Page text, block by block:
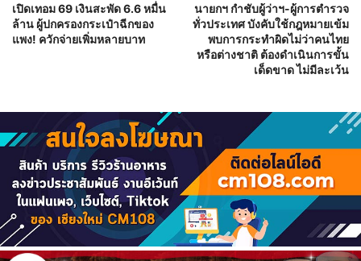
เปิดเทอม 69 เงินสะพัด 6.6 หมื่น
ล้าน ผู้ปกครองกระเป๋าฉีกของ
แพง! ควักจ่ายเพิ่มหลายบาท
นายกฯ กำชับผู้ว่าฯ-ผู้การตำรวจ
ทั่วประเทศ บังคับใช้กฎหมายเข้ม
พบการกระทำผิดไม่ว่าคนไทย
หรือต่างชาติ ต้องดำเนินการขั้น
เด็ดขาด ไม่มีละเว้น